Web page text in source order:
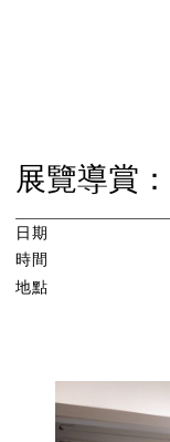
展覽導賞 ：
日期
時間
地點